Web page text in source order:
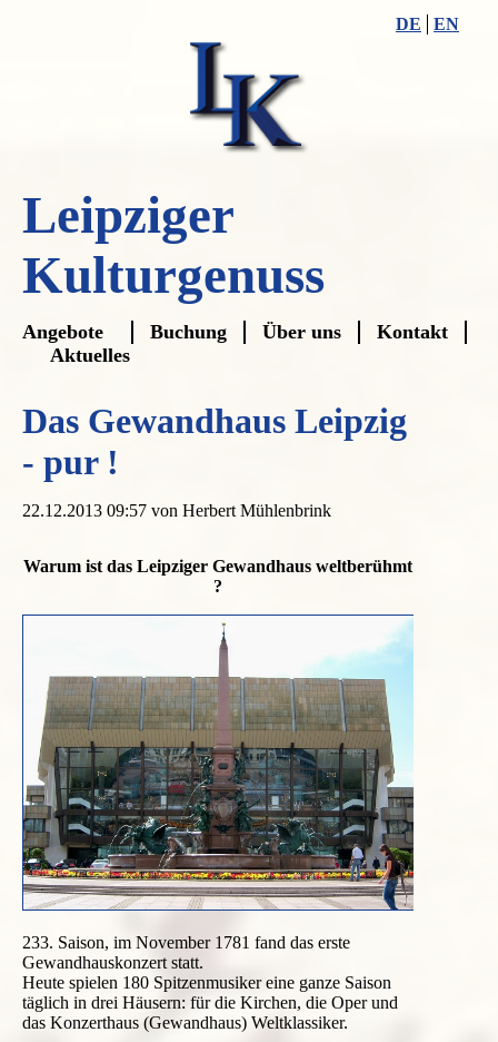
Leipziger
Kulturgenuss
überspringen
Angebote Buchung Über uns
Kontakt
Aktuelles
DE EN
Das Gewandhaus Leipzig
- pur !
22.12.2013 09:57 von Herbert Mühlenbrink
Warum ist das Leipziger Gewandhaus weltberühmt
?
233. Saison, im November 1781 fand das erste
Gewandhauskonzert statt.
Heute spielen 180 Spitzenmusiker eine ganze Saison
täglich in drei Häusern: für die Kirchen, die Oper und
das Konzerthaus (Gewandhaus) Weltklassiker.